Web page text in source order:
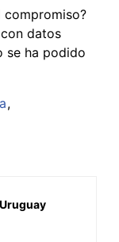
compromiso?
datos
se ha podido